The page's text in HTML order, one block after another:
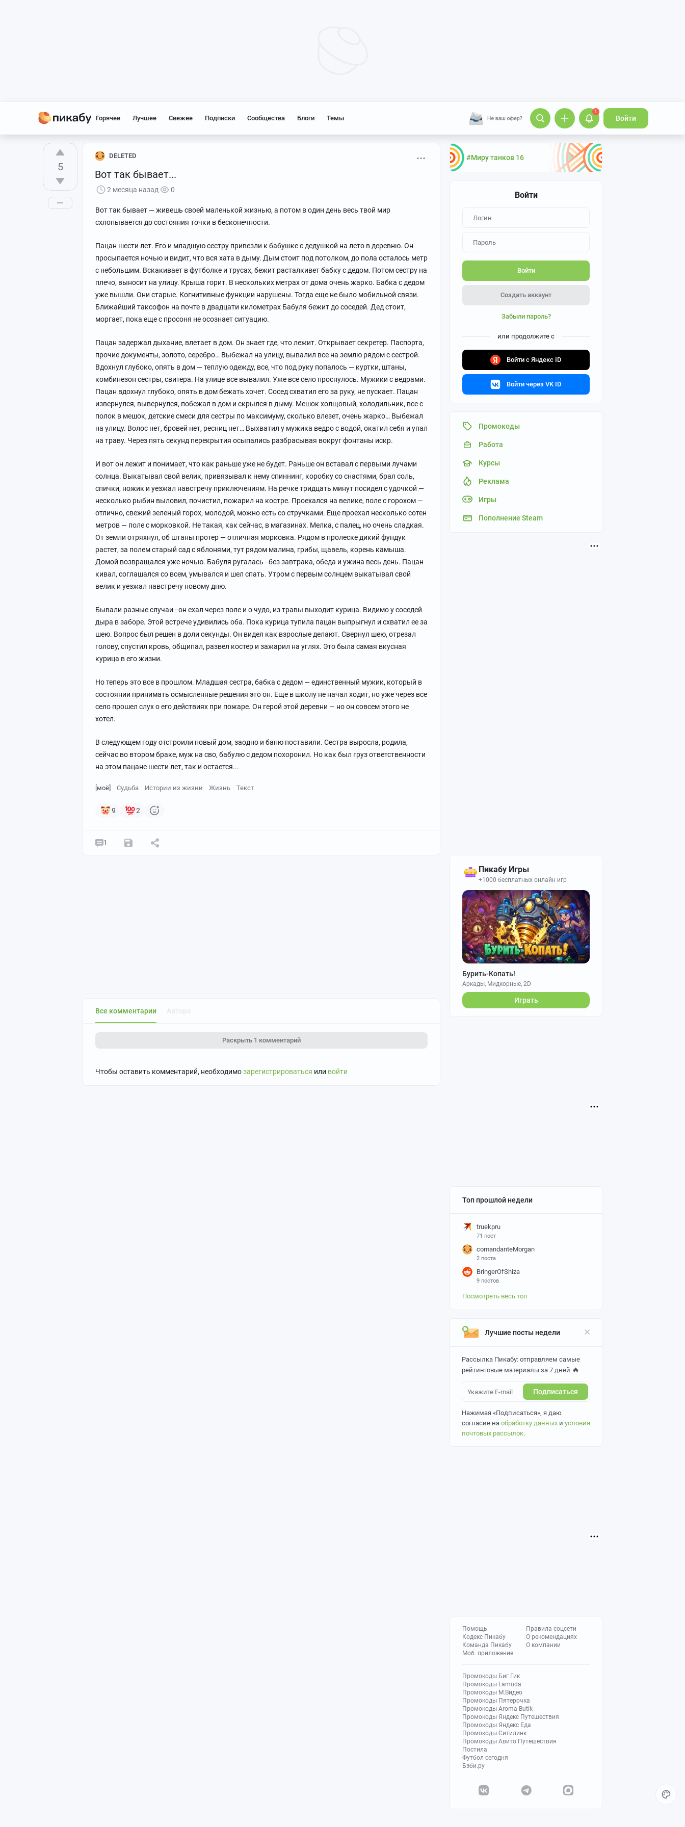
Горячее Лучшее Свежее Подписки Сообщества Блоги Темы
1
Войти
#Миру танков 16
Войти
Войти
Создать аккаунт
Забыли пароль?
или продолжите с
Войти с Яндекс ID
Войти через VK ID
Промокоды
Работа
Курсы
Реклама
Игры
Пополнение Steam
Пикабу Игры
+1000 бесплатных онлайн игр
Бурить-Копать!
Аркады, Мидкорные, 2D
Играть
Топ прошлой недели
truekpru
71 пост
comandanteMorgan
2 поста
BringerOfShiza
9 постов
Посмотреть весь топ
Лучшие посты недели
Рассылка Пикабу: отправляем самые
рейтинговые материалы за 7 дней 🔥
Подписаться
Нажимая «Подписаться», я даю
согласие на обработку данных и условия
почтовых рассылок.
Помощь
Кодекс Пикабу
Команда Пикабу
Моб. приложение
Правила соцсети
О рекомендациях
О компании
Промокоды Биг Гик
Промокоды Lamoda
Промокоды М.Видео
Промокоды Пятерочка
Промокоды Aroma Butik
Промокоды Яндекс Путешествия
Промокоды Яндекс Еда
Промокоды Ситилинк
Промокоды Авито Путешествия
Постила
Футбол сегодня
Бэби.ру
5
DELETED
Вот так бывает...
2 месяца назад 0
Вот так бывает — живешь своей маленькой жизнью, а потом в один день весь твой мир
схлопывается до состояния точки в бесконечности.
Пацан шести лет. Его и младшую сестру привезли к бабушке с дедушкой на лето в деревню. Он
просыпается ночью и видит, что вся хата в дыму. Дым стоит под потолком, до пола осталось метр
с небольшим. Вскакивает в футболке и трусах, бежит расталкивет бабку с дедом. Потом сестру на
плечо, выносит на улицу. Крыша горит. В нескольких метрах от дома очень жарко. Бабка с дедом
уже вышли. Они старые. Когнитивные функции нарушены. Тогда еще не было мобильной связи.
Ближайший таксофон на почте в двадцати километрах Бабуля бежит до соседей. Дед стоит,
моргает, пока еще с просоня не осознает ситуацию.
Пацан задержал дыхание, влетает в дом. Он знает где, что лежит. Открывает секретер. Паспорта,
прочие документы, золото, серебро… Выбежал на улицу, вывалил все на землю рядом с сестрой.
Вдохнул глубоко, опять в дом — теплую одежду, все, что под руку попалось — куртки, штаны,
комбинезон сестры, свитера. На улице все вывалил. Уже все село проснулось. Мужики с ведрами.
Пацан вдохнул глубоко, опять в дом бежать хочет. Сосед схватил его за руку, не пускает. Пацан
извернулся, вывернулся, побежал в дом и скрылся в дыму. Мешок холщовый, холодильник, все с
полок в мешок, детские смеси для сестры по максимуму, сколько влезет, очень жарко… Выбежал
на улицу. Волос нет, бровей нет, ресниц нет… Выхватил у мужика ведро с водой, окатил себя и упал
на траву. Через пять секунд перекрытия осыпались разбрасывая вокруг фонтаны искр.
И вот он лежит и понимает, что как раньше уже не будет. Раньше он вставал с первыми лучами
солнца. Выкатывал свой велик, привязывал к нему спиннинг, коробку со снастями, брал соль,
спички, ножик и уезжал навстречу приключениям. На речке тридцать минут посидел с удочкой —
несколько рыбин выловил, почистил, пожарил на костре. Проехался на велике, поле с горохом —
отлично, свежий зеленый горох, молодой, можно есть со стручками. Еще проехал несколько сотен
метров — поле с морковкой. Не такая, как сейчас, в магазинах. Мелка, с палец, но очень сладкая.
От земли отряхнул, об штаны протер — отличная морковка. Рядом в пролеске дикий фундук
растет, за полем старый сад с яблонями, тут рядом малина, грибы, щавель, корень камыша.
Домой возвращался уже ночью. Бабуля ругалась - без завтрака, обеда и ужина весь день. Пацан
кивал, соглашался со всем, умывался и шел спать. Утром с первым солнцем выкатывал свой
велик и уезжал навстречу новому дню.
Бывали разные случаи - он ехал через поле и о чудо, из травы выходит курица. Видимо у соседей
дыра в заборе. Этой встрече удивились оба. Пока курица тупила пацан выпрыгнул и схватил ее за
шею. Вопрос был решен в доли секунды. Он видел как взрослые делают. Свернул шею, отрезал
голову, спустил кровь, общипал, развел костер и зажарил на углях. Это была самая вкусная
курица в его жизни.
Но теперь это все в прошлом. Младшая сестра, бабка с дедом — единственный мужик, который в
состоянии принимать осмысленные решения это он. Еще в школу не начал ходит, но уже через все
село прошел слух о его действиях при пожаре. Он герой этой деревни — но он совсем этого не
хотел.
В следующем году отстроили новый дом, заодно и баню поставили. Сестра выросла, родила,
сейчас во втором браке, муж на сво, бабулю с дедом похоронил. Но как был груз ответственности
на этом пацане шести лет, так и остается...
[моё] Судьба Истории из жизни Жизнь Текст
9 2
1
Все комментарии
Раскрыть 1 комментарий
Чтобы оставить комментарий, необходимозарегистрироваться или войти